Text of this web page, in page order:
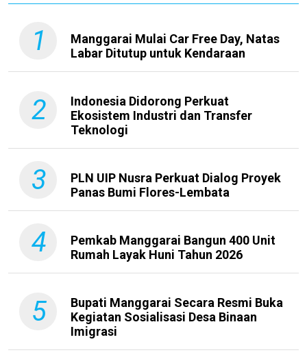
1
Manggarai Mulai Car Free Day, Natas
Labar Ditutup untuk Kendaraan
2
Indonesia Didorong Perkuat
Ekosistem Industri dan Transfer
Teknologi
3
PLN UIP Nusra Perkuat Dialog Proyek
Panas Bumi Flores-Lembata
4
Pemkab Manggarai Bangun 400 Unit
Rumah Layak Huni Tahun 2026
5
Bupati Manggarai Secara Resmi Buka
Kegiatan Sosialisasi Desa Binaan
Imigrasi